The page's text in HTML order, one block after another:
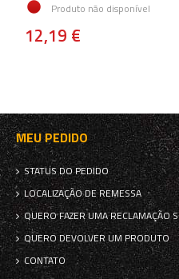
Produto não disponível
12,19 €
MEU PEDIDO
STATUS DO PEDIDO
LOCALIZAÇÃO DE REMESSA
QUERO FAZER UMA RECLAMAÇÃO
QUERO DEVOLVER UM PRODUTO
CONTATO